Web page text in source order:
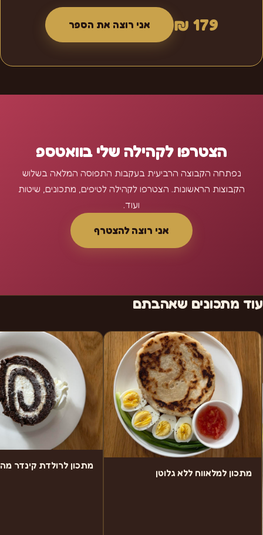
179 ₪ אני רוצה את הספר
הצטרפו לקהילה שלי בוואטספ
נפתחה הקבוצה הרביעית בעקבות התפוסה המלאה בשלוש
הקבוצות הראשונות. הצטרפו לקהילה לטיפים, מתכונים, שיטות
ועוד.
אני רוצה להצטרף
עוד מתכונים שאהבתם
מתכון למלאווח ללא גלוטן
מתכון לרולדת קינדר